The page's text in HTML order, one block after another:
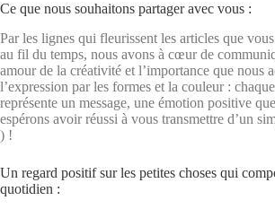
Ce que nous souhaitons partager avec vous :
Par les lignes qui fleurissent les articles que
au fil du temps, nous avons à cœur de
amour de la créativité et l’importance que nous
l’expression par les formes et la couleur :
représente un message, une émotion positive
espérons avoir réussi à vous transmettre d’un
) !
Un regard positif sur les petites choses qui
quotidien :